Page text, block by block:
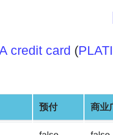
credit card (
预付 商业